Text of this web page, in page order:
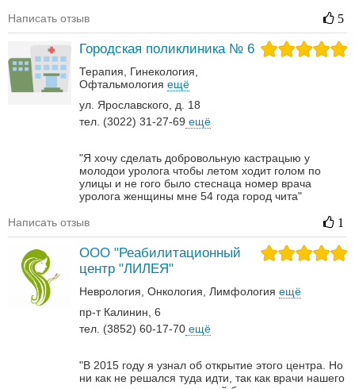
Написать отзыв 5
Городская поликлиника № 6
Терапия
Гинекология
Офтальмология ещё
ул. Ярославского, д. 18
тел. (3022) 31-27-69 ещё
"Я хочу сделать добровольную кастрацыю у
молодои уролога чтобы летом ходит голом по
улицы и не гого было стеснаца номер врача
уролога женщины мне 54 года город чита"
Написать отзыв 1
ООО "Реабилитационный
центр "ЛИЛЕЯ"
Неврология‎ Онкология‎ Лимфология ещё
пр-т Калинин, 6
тел. (3852) 60-17-70 ещё
"В 2015 году я узнал об открытие этого центра. Но
ни как не решался туда идти, так как врачи нашего